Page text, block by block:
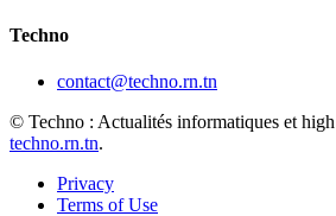
Techno
contact@techno.rn.tn
© Techno : Actualités informatiques et
techno.rn.tn.
Privacy
Terms of Use